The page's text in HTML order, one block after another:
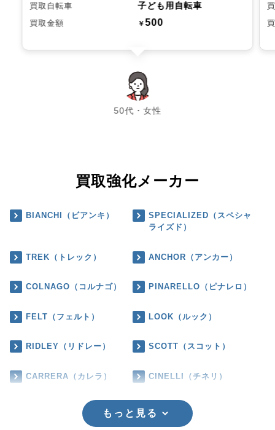
買取自転車 子ども用自転車
買取金額 ￥500
50代・女性
chevron_left chevron_right
買取強化メーカー
BIANCHI（ビアンキ）
SPECIALIZED（スペシャ
ライズド）
TREK（トレック） ANCHOR（アンカー）
COLNAGO（コルナゴ） PINARELLO（ピナレロ）
FELT（フェルト） LOOK（ルック）
RIDLEY（リドレー） SCOTT（スコット）
CARRERA（カレラ） CINELLI（チネリ）
もっと見る